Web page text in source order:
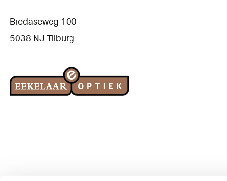
Bredaseweg 100
5038 NJ Tilburg